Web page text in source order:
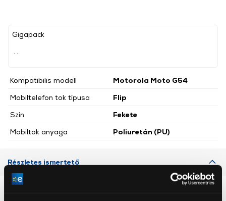
Gigapack
Kompatibilis modell
Motorola Moto G54
Mobiltelefon tok típusa
Flip
Szín
Fekete
Mobiltok anyaga
Poliuretán (PU)
Részletes ismertető